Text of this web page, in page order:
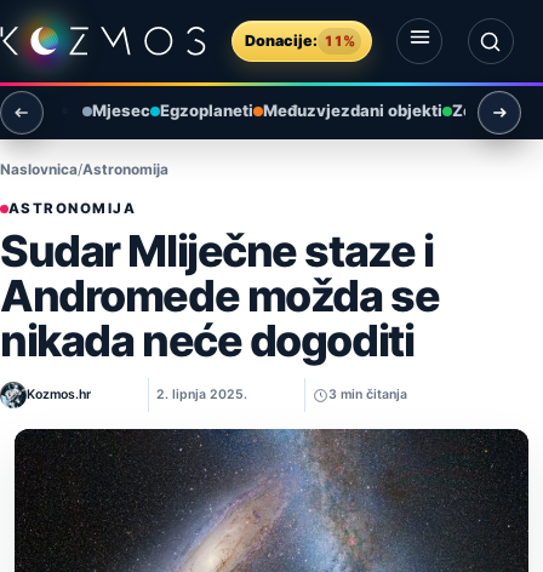
Preskoči na sadržaj
Donacije: 11%
Otvori izbornik
Otvori pretragu
Mjesec Egzoplaneti Međuzvjezdani objekti Zemlja i
Naslovnica Astronomija
ASTRONOMIJA
Sudar Mliječne staze i
Andromede možda se
nikada neće dogoditi
Kozmos.hr 2. lipnja 2025. 3 min čitanja